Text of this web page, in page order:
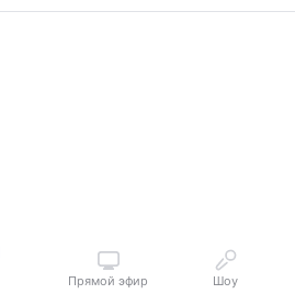
Прямой эфир Шоу